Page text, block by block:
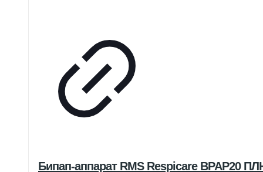
Бипап-аппарат RMS Respicare BPAP20